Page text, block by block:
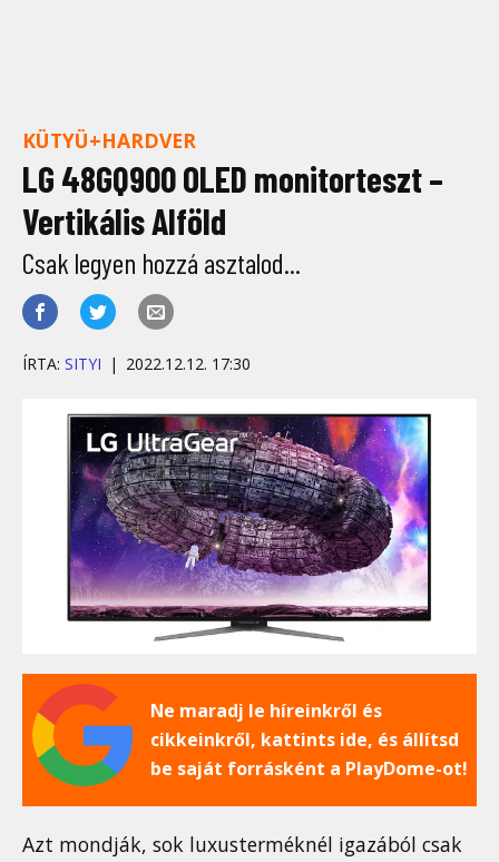
KÜTYÜ+HARDVER
LG 48GQ900 OLED monitorteszt –
Vertikális Alföld
Csak legyen hozzá asztalod...
ÍRTA: SITYI 2022.12.12. 17:30
Ne maradj le híreinkről és
cikkeinkről, kattints ide, és állítsd
be saját forrásként a PlayDome-ot!
Azt mondják, sok luxusterméknél igazából csak